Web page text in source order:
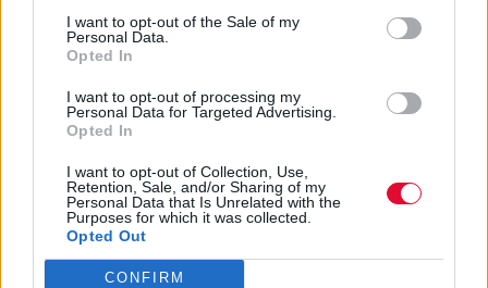
I want to opt-out of the Sale of my
Personal Data.
Opted In
I want to opt-out of processing my
Personal Data for Targeted Advertising.
Opted In
I want to opt-out of Collection, Use,
Retention, Sale, and/or Sharing of my
Personal Data that Is Unrelated with the
Purposes for which it was collected.
Opted Out
CONFIRM
24 ώρες την ημέρα, η καλύτερη μουσική από το
αποκλειστικά mixtapes από κορυφαίους djs και
ανθρώπους της μουσικής, νέα και reviews.
Πηγή